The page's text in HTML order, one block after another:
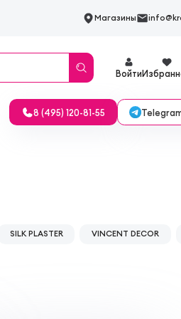
Магазины
Войти
8 (495) 120-81-55
SILK PLASTER VINCENT DECOR